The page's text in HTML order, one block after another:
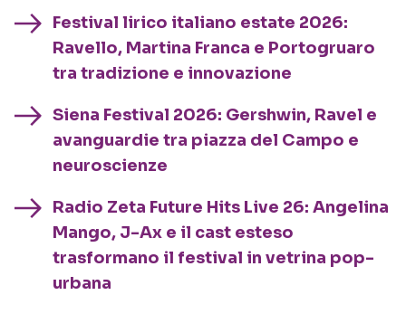
Festival lirico italiano estate 2026:
Ravello, Martina Franca e Portogruaro
tra tradizione e innovazione
Siena Festival 2026: Gershwin, Ravel e
avanguardie tra piazza del Campo e
neuroscienze
Radio Zeta Future Hits Live 26: Angelina
Mango, J-Ax e il cast esteso
trasformano il festival in vetrina pop-
urbana